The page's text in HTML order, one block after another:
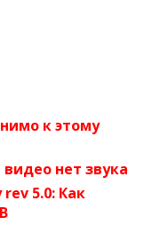
к этому
нет звука
5.0: Как